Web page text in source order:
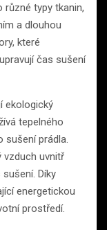
různé typy tkanin,
a dlouhou
které
čas sušení
ekologický
tepelného
sušení prádla.
vzduch uvnitř
Díky
energetickou
prostředí.